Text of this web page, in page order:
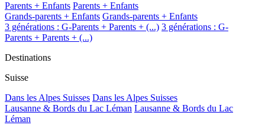
Parents + Enfants Parents + Enfants
Grands-parents + Enfants Grands-parents + Enfants
3 générations : G-Parents + Parents + (...) 3 générations : G-
Parents + Parents + (...)
Destinations
Suisse
Dans les Alpes Suisses Dans les Alpes Suisses
Lausanne & Bords du Lac Léman Lausanne & Bords du Lac
Léman